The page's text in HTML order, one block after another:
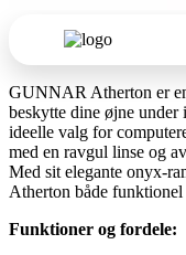
GUNNAR Atherton er
beskytte dine øjne
ideelle valg for
med en ravgul linse og
Med sit elegante onyx-
Atherton både
Funktioner og fordele: